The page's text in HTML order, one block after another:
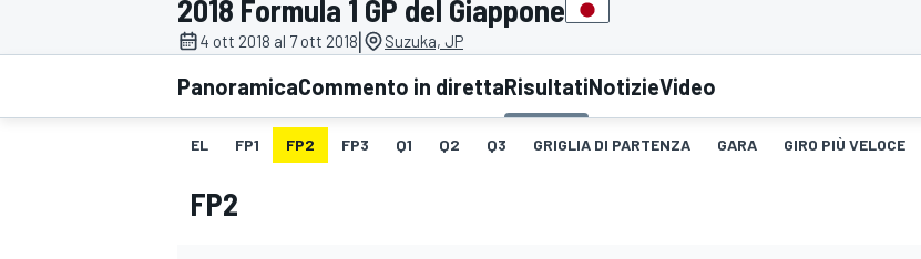
MOTOGP WEC
2018 Formula 1 GP del Giappone
4 ott 2018 al 7 ott 2018| Suzuka, JP
PanoramicaCommento in direttaRisultatiNotizieVideo
EL FP1 FP2 FP3 Q1 Q2 Q3 GRIGLIA DI PARTENZA GARA GIRO PIÙ VELOCE
FP2